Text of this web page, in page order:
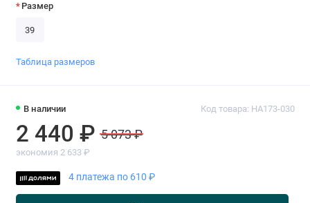
В наличии Код товара: HA173-030
2 440 ₽ 5 073 ₽
экономия 2 633 ₽
4 платежа по 610 ₽
Размер
39
Таблица размеров